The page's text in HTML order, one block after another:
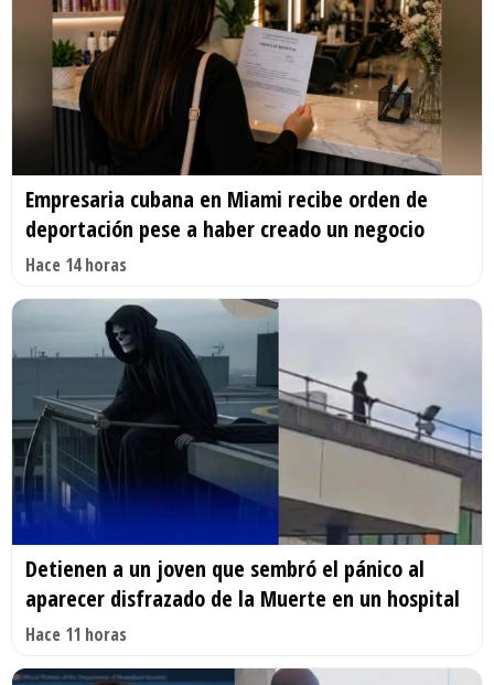
Empresaria cubana en Miami recibe orden de
deportación pese a haber creado un negocio
Hace 14 horas
Detienen a un joven que sembró el pánico al
aparecer disfrazado de la Muerte en un hospital
Hace 11 horas